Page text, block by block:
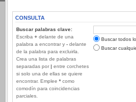
CONSULTA
Buscar palabras clave:
Escriba + delante de una
palabra a encontrar y - delante
de la palabra para excluirla.
Crea una lista de palabras
separadas por | entre corchetes
si solo una de ellas se quiere
encontrar. Emplee * como
comodín para coincidencias
parciales.
Buscar todos
Buscar